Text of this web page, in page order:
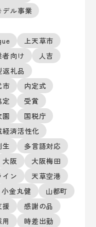
デル事業
上天草市
者向け
人吉
返礼品
市
内定式
定
受賞
園
国税庁
経済活性化
生
多言語対応
大阪
大阪梅田
イン
天草空港
小金丸健
山都町
援
感謝の品
時差出勤